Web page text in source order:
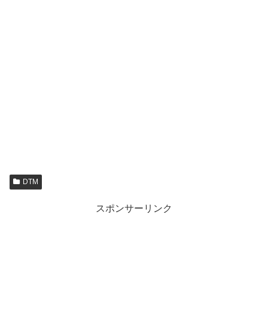
DTM
スポンサーリンク